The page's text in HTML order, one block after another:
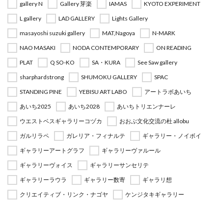
gallery N Gallery 芽楽 IAMAS
KYOTO EXPERIMENT
L gallery
LAD GALLERY
Lights Gallery
masayoshi suzuki gallery
MAT,Nagoya
N-MARK
NAO MASAKI
NODA CONTEMPORARY
ON READING
PLAT
Q SO-KO SA・KURA
See Saw gallery
sharphardstrong
SHUMOKU GALLERY
SPAC
STANDING PINE
YEBISU ART LABO
アートラボあいち
あいち2025
あいち2028
あいちトリエンナーレ
ウエストベスギャラリーコヅカ
おおぶ文化交流の杜 allobu
ガルリラペ
ガレリア・フィナルテ
ギャラリー・ノイボイ
ギャラリーアートグラフ
ギャラリーヴァルール
ギャラリーヴォイス
ギャラリーサンセリテ
ギャラリーラウラ
ギャラリー数寄
ギャラリ想
クリエイティブ・リンク・ナゴヤ
ケンジタキギャラリー